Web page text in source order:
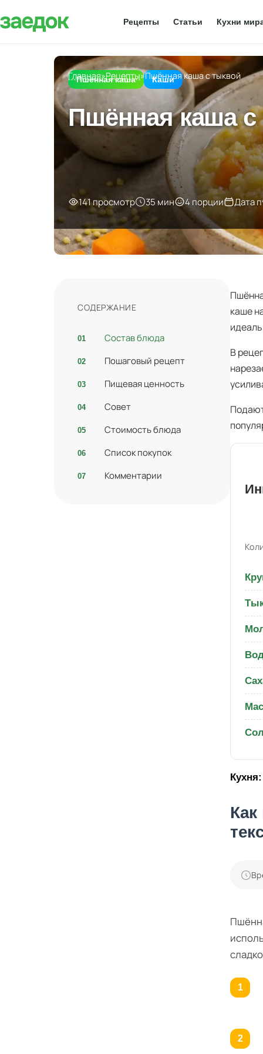
Рецепты Статьи Кухни
Главная»Рецепты»Пшённая каша с тыквой
Пшённая каша Каши
Пшённая каша с
141 просмотр 35 мин 4 порции Дата
СОДЕРЖАНИЕ
Состав блюда
Пошаговый рецепт
Пищевая ценность
Совет
Стоимость блюда
Список покупок
Комментарии
каше
В
Кухня: